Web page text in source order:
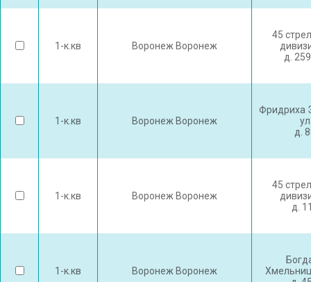
1-к.кв Воронеж Воронеж
45
д.
1-к.кв Воронеж Воронеж
Фридриха
ул
д.
1-к.кв Воронеж Воронеж
45
д.
1-к.кв Воронеж Воронеж